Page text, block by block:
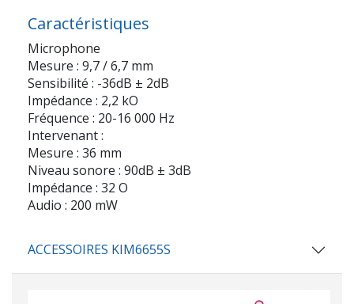
Caractéristiques
Microphone
Mesure : 9,7 / 6,7 mm
Sensibilité : -36dB ± 2dB
Impédance : 2,2 kO
Fréquence : 20-16 000 Hz
Intervenant:
Mesure : 36 mm
Niveau sonore : 90dB ± 3dB
Impédance : 32 O
Audio : 200 mW
ACCESSOIRES KIM6655S